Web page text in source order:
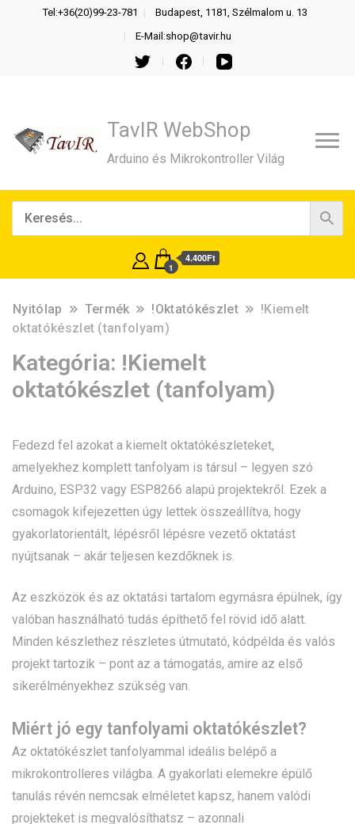
Tel:+36(20)99-23-781 Budapest, 1181, Szélmalom u. 13
E-Mail:shop@tavir.hu
TavIR WebShop
Arduino és Mikrokontroller Világ
1
4.400Ft
Nyitólap Termék !Oktatókészlet
!Kiemelt
oktatókészlet (tanfolyam)
Kategória: !Kiemelt
oktatókészlet (tanfolyam)
Fedezd fel azokat a kiemelt oktatókészleteket,
amelyekhez komplett tanfolyam is társul – legyen szó
Arduino, ESP32 vagy ESP8266 alapú projektekről. Ezek a
csomagok kifejezetten úgy lettek összeállítva, hogy
gyakorlatorientált, lépésről lépésre vezető oktatást
nyújtsanak – akár teljesen kezdőknek is.
Az eszközök és az oktatási tartalom egymásra épülnek, így
valóban használható tudás építhető fel rövid idő alatt.
Minden készlethez részletes útmutató, kódpélda és valós
projekt tartozik – pont az a támogatás, amire az első
sikerélményekhez szükség van.
Miért jó egy tanfolyami oktatókészlet?
Az oktatókészlet tanfolyammal ideális belépő a
mikrokontrolleres világba. A gyakorlati elemekre épülő
tanulás révén nemcsak elméletet kapsz, hanem valódi
projekteket is megvalósíthatsz – azonnali